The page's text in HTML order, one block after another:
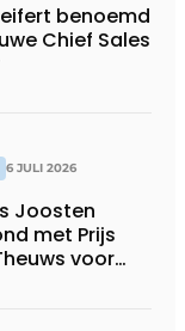
benoemd
Chief Sales
6 JULI 2026
Joosten
met Prijs
voor